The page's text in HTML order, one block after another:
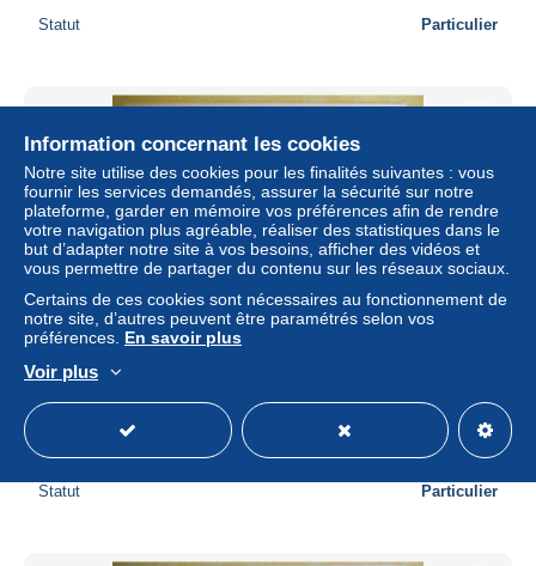
Statut Particulier
Buvard ancien/Blédine, Diase Céréale, Lait Alma/3 produits
Jacquemaire, la grande marque Française /1950-1960
BUV788
± 8,09 $US
Statut Particulier
Information concernant les cookies
Notre site utilise des cookies pour les finalités suivantes : vous
fournir les services demandés, assurer la sécurité sur notre
plateforme, garder en mémoire vos préférences afin de rendre
votre navigation plus agréable, réaliser des statistiques dans le
but d’adapter notre site à vos besoins, afficher des vidéos et
vous permettre de partager du contenu sur les réseaux sociaux.
Certains de ces cookies sont nécessaires au fonctionnement de
notre site, d’autres peuvent être paramétrés selon vos
préférences. En savoir plus
Voir plus